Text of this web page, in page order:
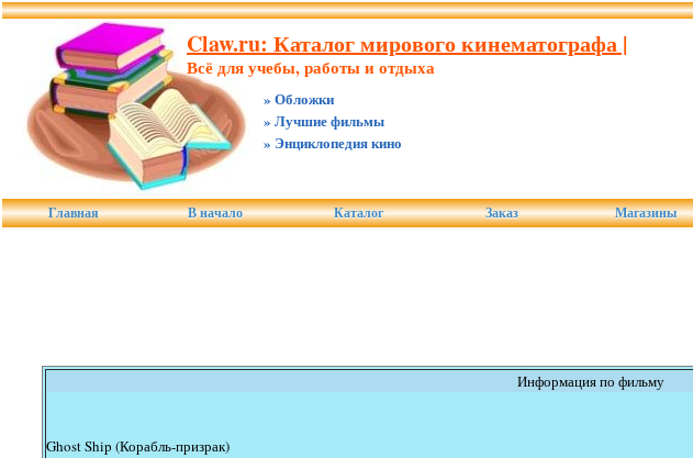
Claw.ru: Каталог мирового кинематографа |
Всё для учебы, работы и отдыха
» Обложки
» Лучшие фильмы
» Энциклопедия кино
Главная В начало Каталог Заказ Магазины
Информация по фильму
Ghost Ship (Корабль-призрак)